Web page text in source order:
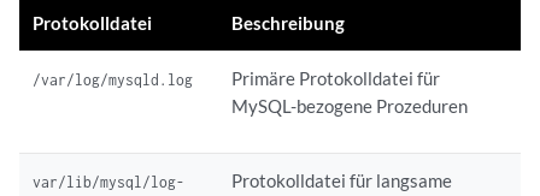
Protokolldatei Beschreibung
/var/log/mysqld.log
Primäre Protokolldatei für
MySQL-bezogene Prozeduren
var/lib/mysql/log-
Protokolldatei für langsame